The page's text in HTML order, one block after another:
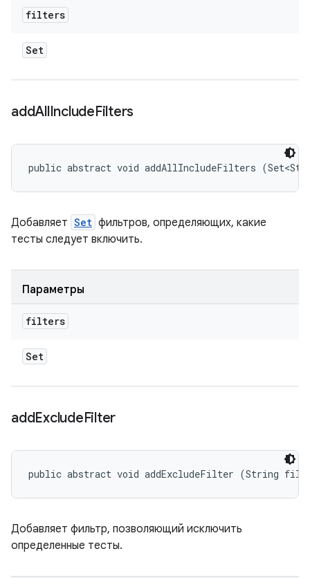
filters
Set
addAllIncludeFilters
public abstract void addAllIncludeFilters
Добавляет Set фильтров, определяющих, какие
тесты следует включить.
Параметры
filters
Set
addExcludeFilter
public abstract void addExcludeFilter (String
Добавляет фильтр, позволяющий исключить
определенные тесты.